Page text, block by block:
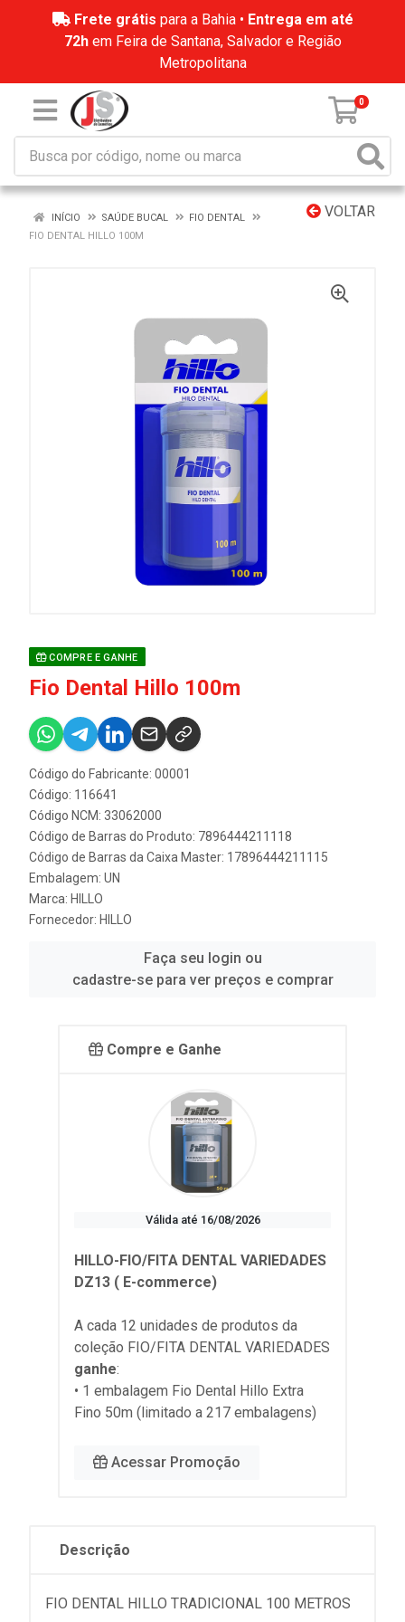
Frete grátis para a Bahia • Entrega em até
72hem Feira de Santana, Salvador e Região
Metropolitana
0
VOLTAR
INÍCIO SAÚDE BUCAL
FIO DENTAL
FIO DENTAL HILLO 100M
COMPRE E GANHE
Fio Dental Hillo 100m
Código do Fabricante: 00001
Código: 116641
Código NCM: 33062000
Código de Barras do Produto: 7896444211118
Código de Barras da Caixa Master: 17896444211115
Embalagem: UN
Marca: HILLO
Fornecedor: HILLO
Faça seu login ou
cadastre-se para ver preços e comprar
Compre e Ganhe
Válida até 16/08/2026
HILLO-FIO/FITA DENTAL VARIEDADES
DZ13 ( E-commerce)
A cada 12 unidades de produtos da
coleção FIO/FITA DENTAL VARIEDADES
ganhe:
• 1 embalagem Fio Dental Hillo Extra
Fino 50m (limitado a 217 embalagens)
Acessar Promoção
Descrição
FIO DENTAL HILLO TRADICIONAL 100 METROS